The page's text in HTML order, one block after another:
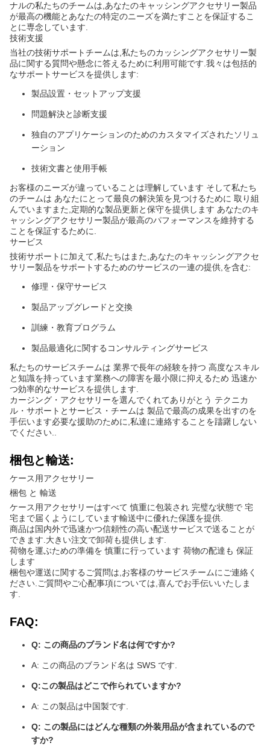
ナルの私たちのチームは,あなたのキャッシングアクセサリー製品
が最高の機能とあなたの特定のニーズを満たすことを保証するこ
とに専念しています.
技術支援
当社の技術サポートチームは,私たちのカッシングアクセサリー製
品に関する質問や懸念に答えるために利用可能です.我々は包括的
なサポートサービスを提供します:
製品設置・セットアップ支援
問題解決と診断支援
独自のアプリケーションのためのカスタマイズされたソリュ
ーション
技術文書と使用手帳
お客様のニーズが違っていることは理解しています そして私たち
のチームは あなたにとって最良の解決策を見つけるために 取り組
んでいますまた,定期的な製品更新と保守を提供します あなたのキ
ャッシングアクセサリー製品が最高のパフォーマンスを維持する
ことを保証するために.
サービス
技術サポートに加えて,私たちはまた,あなたのキャッシングアクセ
サリー製品をサポートするためのサービスの一連の提供,を含む:
修理・保守サービス
製品アップグレードと交換
訓練・教育プログラム
製品最適化に関するコンサルティングサービス
私たちのサービスチームは 業界で長年の経験を持つ 高度なスキル
と知識を持っています業務への障害を最小限に抑えるため 迅速か
つ効率的なサービスを提供します.
カージング・アクセサリーを選んでくれてありがとう テクニカ
ル・サポートとサービス・チームは 製品で最高の成果を出すのを
手伝います必要な援助のために,私達に連絡することを躊躇しない
でください..
梱包と輸送:
ケース用アクセサリー
梱包 と 輸送
ケース用アクセサリーはすべて 慎重に包装され 完璧な状態で 宅
宅まで届くようにしています輸送中に優れた保護を提供.
商品は国内外で迅速かつ信頼性の高い配送サービスで送ることが
できます.大きい注文で卸荷も提供します.
荷物を運ぶための準備を 慎重に行っています 荷物の配達も 保証
します
梱包や運送に関するご質問は,お客様のサービスチームにご連絡く
ださい.ご質問やご心配事項については,喜んでお手伝いいたしま
す.
FAQ:
Q: この商品のブランド名は何ですか?
A: この商品のブランド名は SWS です.
Q:この製品はどこで作られていますか?
A: この製品は中国製です.
Q: この製品にはどんな種類の外装用品が含まれているので
すか?